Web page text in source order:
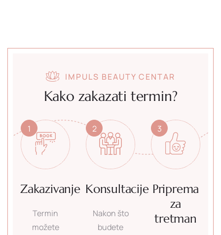
IMPULS BEAUTY CENTAR
Kako zakazati termin?
1
Zakazivanje
Termin
možete
2
Konsultacije
Nakon što
budete
3
Priprema
za
tretman